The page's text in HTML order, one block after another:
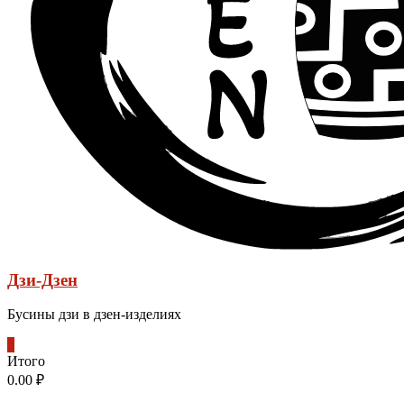
Дзи-Дзен
Бусины дзи в дзен-изделиях
Итого
0.00 ₽